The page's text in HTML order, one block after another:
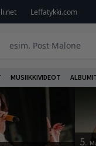
Leffatykki.com
MUSIIKKIVIDEOT
5.